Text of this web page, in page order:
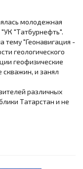
молодежная
"Татбурнефть".
тему "Геонавигация -
геологического
геофизические
скважин, и занял
различных
Татарстан и не